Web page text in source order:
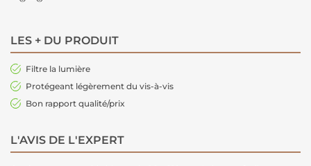
LES + DU PRODUIT
Filtre la lumière
Protégeant légèrement du vis-à-vis
Bon rapport qualité/prix
L'AVIS DE L'EXPERT